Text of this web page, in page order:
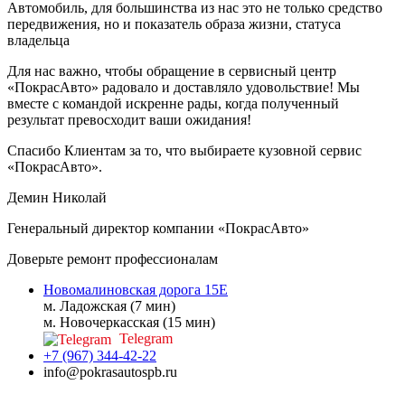
Автомобиль, для большинства из нас это не только средство
передвижения, но и показатель образа жизни, статуса
владельца
Для нас важно, чтобы обращение в сервисный центр
«ПокрасАвто» радовало и доставляло удовольствие! Мы
вместе с командой искренне рады, когда полученный
результат превосходит ваши ожидания!
Спасибо Клиентам за то, что выбираете кузовной сервис
«ПокрасАвто».
Демин Николай
Генеральный директор компании «ПокрасАвто»
Доверьте ремонт профессионалам
Новомалиновская дорога 15Е
м. Ладожская (7 мин)
м. Новочеркасская (15 мин)
Telegram
+7 (967) 344-42-22
info@pokrasautospb.ru